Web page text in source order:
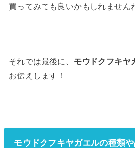
買ってみても良いかもしれません
それでは最後に、 モウドクフキヤ
お伝えします！
モウドクフキヤガエルの種類